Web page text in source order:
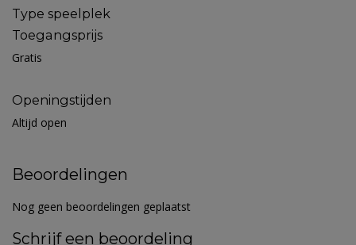
Type speelplek
Toegangsprijs
Gratis
Openingstijden
Altijd open
Beoordelingen
Nog geen beoordelingen geplaatst
Schrijf een beoordeling